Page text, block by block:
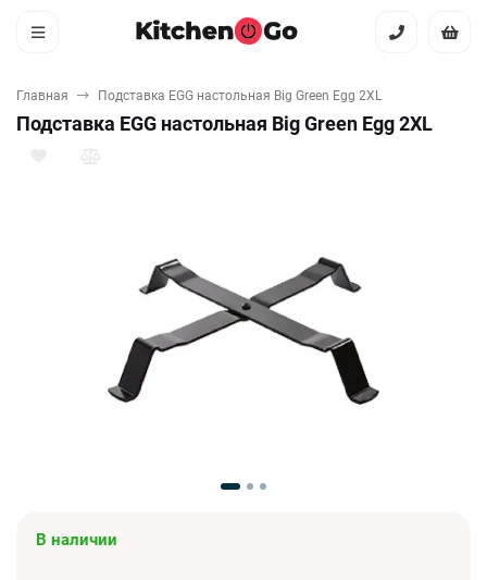
Главная Подставка EGG настольная Big Green Egg 2XL
Подставка EGG настольная Big Green Egg 2XL
В наличии